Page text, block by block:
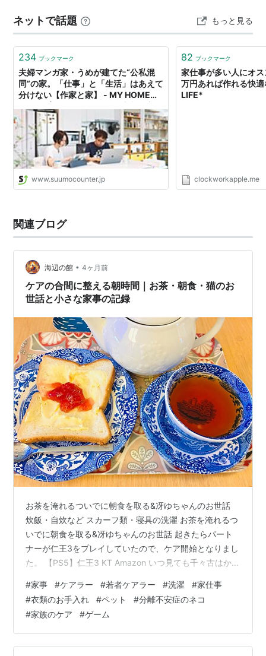
ネットで話題 もっと見る
234 ブックマーク
夫婦マンガ家・うめが建てた“公私混
同”の家。「仕事」と「生活」はあえて
分けない【作家と家】 - MY HOME
www.suumocounter.jp
82 ブックマーク
家仕事が多い人にオ
万円あれば作れる快
LIFE*
clockworkapple.me
関連ブログ
海辺の館 • 4ヶ月前
ケアの合間に整える朝時間｜お茶・朝食・猫のお
世話と小さな家事の記録
お茶を淹れるついでに朝食を取る&冴ゆちゃんのお世話
炊飯・自炊など スカーフ類・寝具の洗濯 お茶を淹れるつ
いでに朝食を取る&冴ゆちゃんのお世話 起きたらパート
ナーが仁王3をプレイしていたので、ケア開始となりまし
た。 【PS5】仁王3 KT Amazon いつ見ても千々古はかわ
が恒例なので、パートナーの分も淹れるついでに、私は
クリームチーズトーストにいちごジャムを落として、ル
ピシアのマスカットともにいただきました。 頃合いを見
て、追加のお茶を淹れることに。今回はルピシアのサク
ランボを選びました。 【P10倍・クーポン】スポード ブ
#家事 #ケアラー #若者ケアラー #洗濯 #家仕事
#衣類のお手入れ #ペット #分離不安症のネコ
#家族のケア #ゲーム